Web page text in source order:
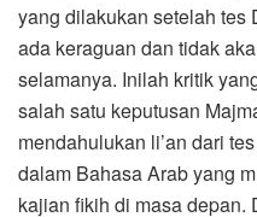
yang dilakukan setelah tes
ada keraguan dan tidak
selamanya. Inilah kritik
salah satu keputusan
mendahulukan li’an dari
dalam Bahasa Arab yang
kajian fikih di masa depan.